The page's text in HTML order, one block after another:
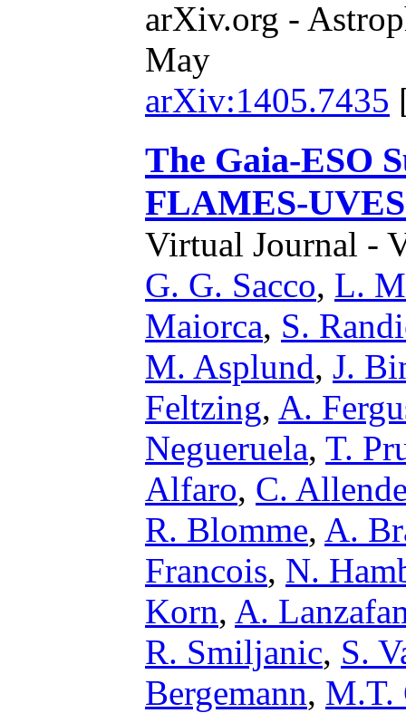
arXiv.org -
May
arXiv:1405.7435
The Gaia-ESO
FLAMES-
Virtual Journal -
G. G. Sacco, L.
Maiorca, S.
M. Asplund, J.
Feltzing, A.
Negueruela, T.
Alfaro, C.
R. Blomme, A.
Francois, N.
Korn, A.
R. Smiljanic, S.
Bergemann, M.T.